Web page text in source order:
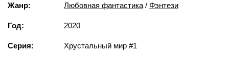
Жанр: Любовная фантастика / Фэнтези
Год: 2020
Серия: Хрустальный мир #1